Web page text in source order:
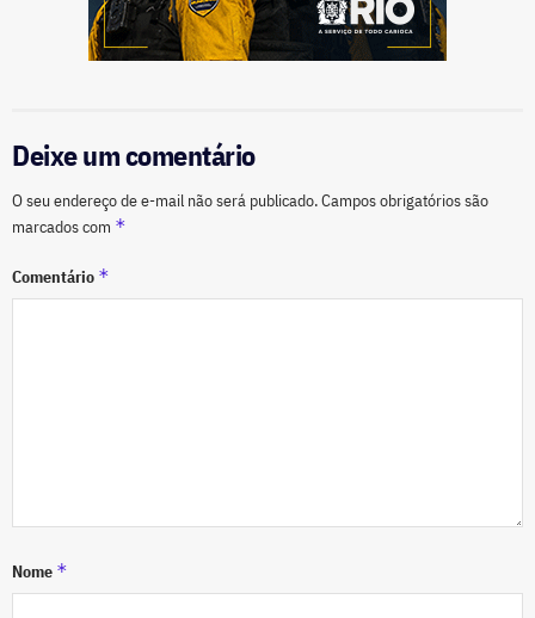
Deixe um comentário
O seu endereço de e-mail não será publicado.Campos obrigatórios são
marcados com *
Comentário *
Nome *